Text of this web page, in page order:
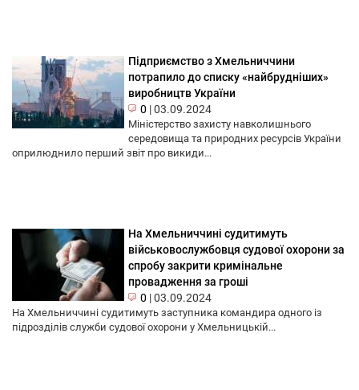
Підприємство з Хмельниччини
потрапило до списку «найбрудніших»
виробництв України
0 |03.09.2024
Міністерство захисту навколишнього
середовища та природних ресурсів України
оприлюднило перший звіт про викиди...
На Хмельниччині судитимуть
військовослужбовця судової охорони за
спробу закрити кримінальне
провадження за гроші
0 |03.09.2024
На Хмельниччині судитимуть заступника командира одного із
підрозділів служби судової охорони у Хмельницькій...